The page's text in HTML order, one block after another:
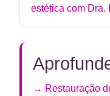
estética com Dra.
→ Restauração